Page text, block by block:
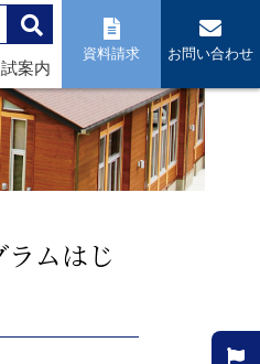
試案内
資料請求 お問い合わせ
ムはじ